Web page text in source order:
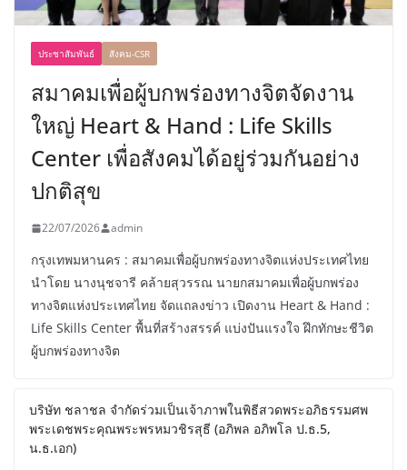
ประชาสัมพันธ์ สังคม-CSR
สมาคมเพื่อผู้บกพร่องทางจิตจัดงาน
ใหญ่ Heart & Hand : Life Skills
Center เพื่อสังคมได้อยู่ร่วมกันอย่าง
ปกติสุข
22/07/2026 admin
กรุงเทพมหานคร : สมาคมเพื่อผู้บกพร่องทางจิตแห่งประเทศไทย
นำโดย นางนุชจารี คล้ายสุวรรณ นายกสมาคมเพื่อผู้บกพร่อง
ทางจิตแห่งประเทศไทย จัดแถลงข่าว เปิดงาน Heart & Hand :
Life Skills Center พื้นที่สร้างสรรค์ แบ่งปันแรงใจ ฝึกทักษะชีวิต
ผู้บกพร่องทางจิต
บริษัท ชลาชล จำกัดร่วมเป็นเจ้าภาพในพิธีสวดพระอภิธรรมศพ
พระเดชพระคุณพระพรหมวชิรสุธี (อภิพล อภิพโล ป.ธ.5,
น.ธ.เอก)